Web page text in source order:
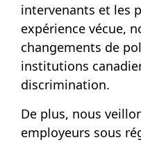
intervenants et les
expérience vécue,
changements de
institutions
discrimination.
De plus, nous
employeurs sous